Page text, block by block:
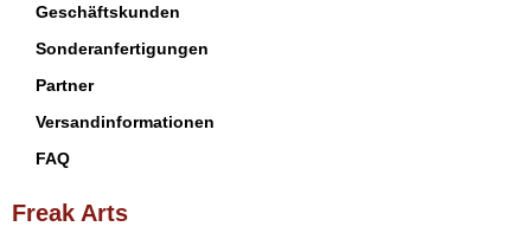
Geschäftskunden
Sonderanfertigungen
Partner
Versandinformationen
FAQ
Freak Arts